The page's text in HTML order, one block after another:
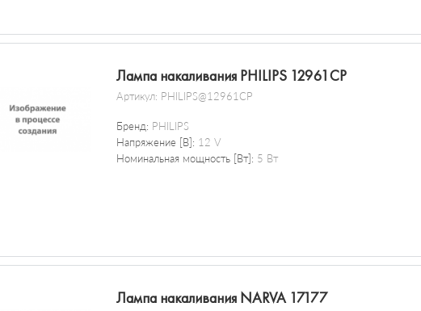
Лампа накаливания PHILIPS 12961CP
Артикул: PHILIPS@12961CP
Бренд: PHILIPS
Напряжение [В]: 12 V
Номинальная мощность [Вт]: 5 Вт
Лампа накаливания NARVA 17177